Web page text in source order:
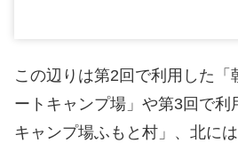
この辺りは第2回で利用した「
ートキャンプ場」や第3回で利
キャンプ場ふもと村」、北に